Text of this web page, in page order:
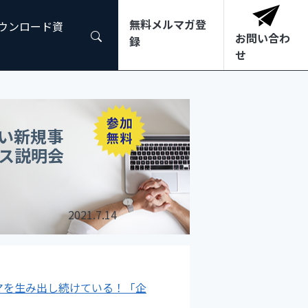
ンロード資
無料メルマガ登
録
お問い合わ
せ
新規事
説明会
2021.7.14
生み出し続けている！「企